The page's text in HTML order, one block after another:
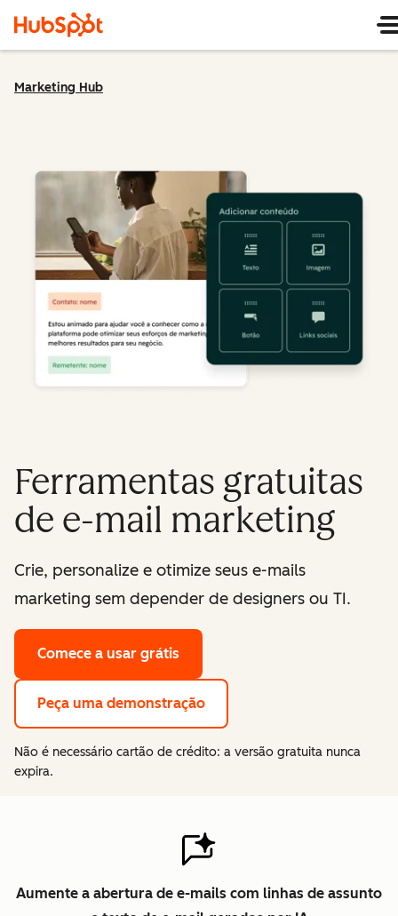
Marketing Hub
Ferramentas gratuitas
de e-mail marketing
Crie, personalize e otimize seus e-mails
marketing sem depender de designers ou TI.
Comece a usar grátis
Peça uma demonstração
Não é necessário cartão de crédito: a versão gratuita nunca
expira.
Aumente a abertura de e-mails com linhas de assunto